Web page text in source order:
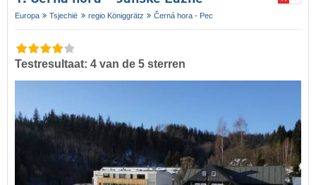
Europa Tsjechië regio Königgrätz Černá hora - Pec
Testresultaat: 4 van de 5 sterren